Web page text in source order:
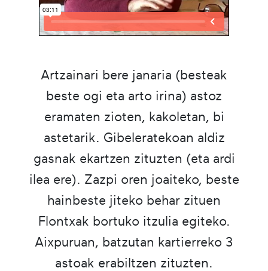
Artzainari bere janaria (besteak
beste ogi eta arto irina) astoz
eramaten zioten, kakoletan, bi
astetarik. Gibeleratekoan aldiz
gasnak ekartzen zituzten (eta ardi
ilea ere). Zazpi oren joaiteko, beste
hainbeste jiteko behar zituen
Flontxak bortuko itzulia egiteko.
Aixpuruan, batzutan kartierreko 3
astoak erabiltzen zituzten.